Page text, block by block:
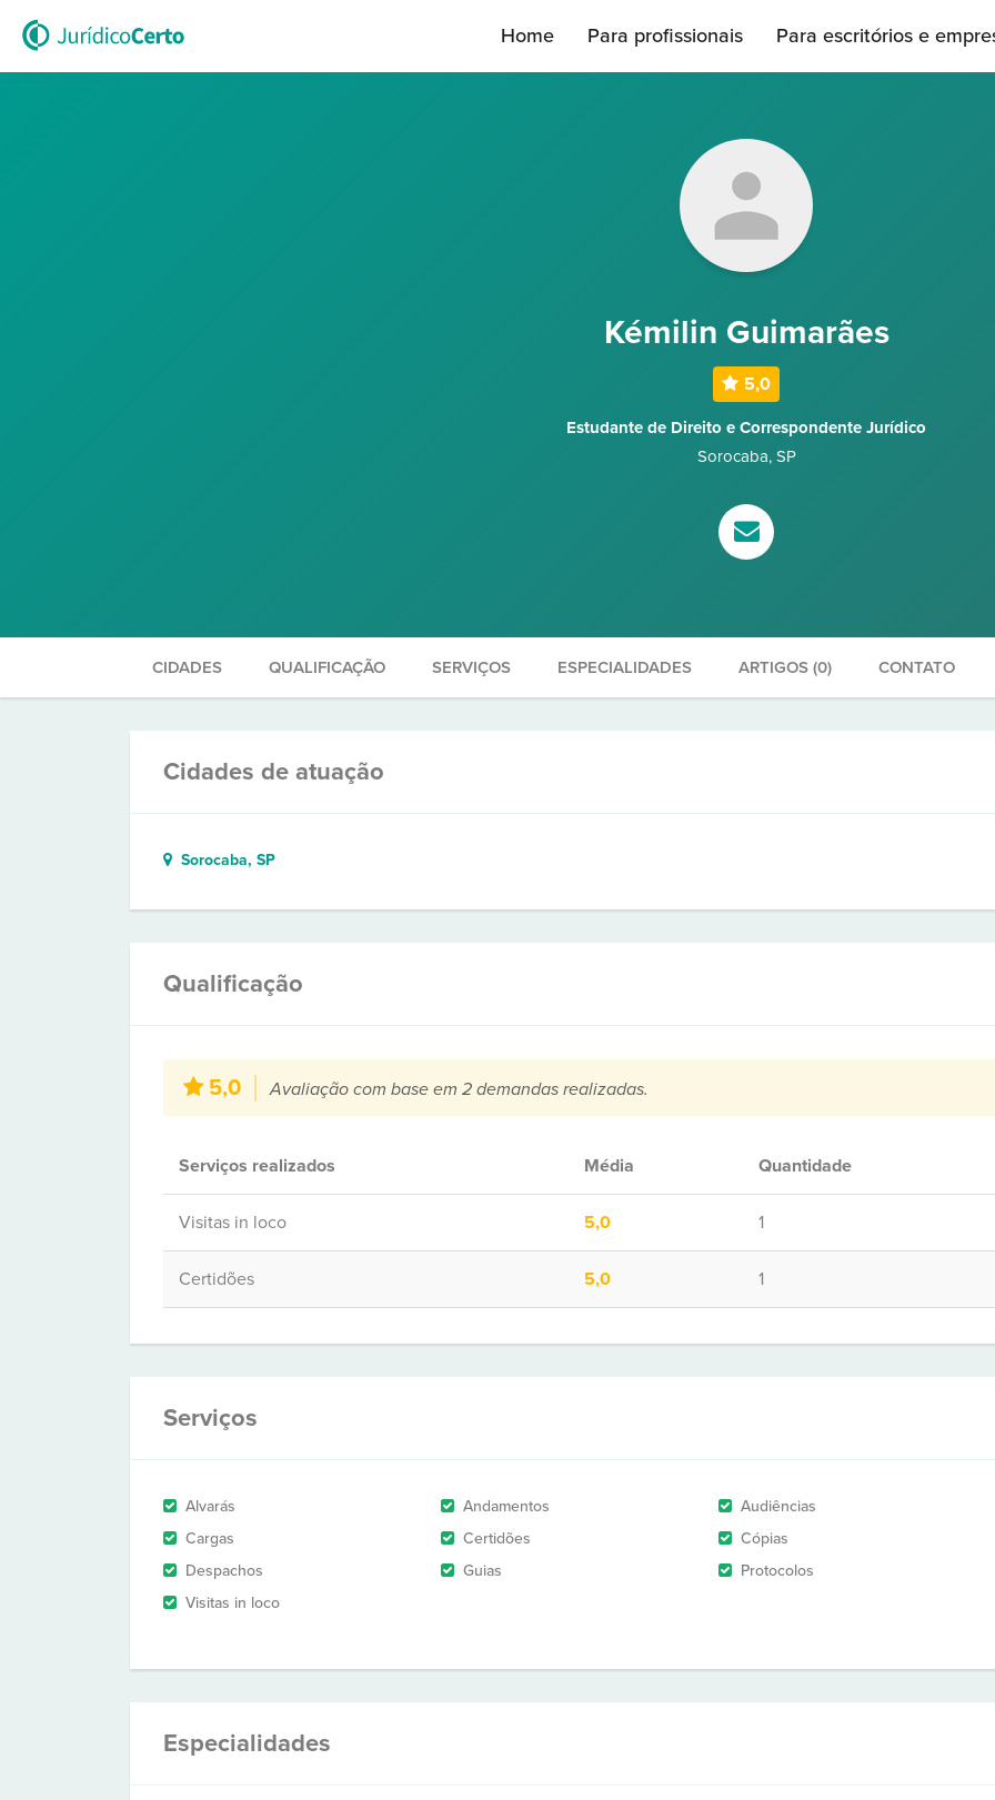
Home Para profissionais Para escritórios e
Kémilin Guimarães
5,0
Estudante de Direito e Correspondente Jurídico
Sorocaba, SP
CIDADES QUALIFICAÇÃO SERVIÇOS ESPECIALIDADES ARTIGOS (0) CONTATO
Cidades de atuação
Sorocaba, SP
Qualificação
5,0 Avaliação com base em 2 demandas realizadas.
Serviços realizados Média Quantidade
Visitas in loco 5,0 1
Certidões 5,0 1
Serviços
Alvarás Andamentos
Audiências
Cargas
Certidões
Cópias
Despachos
Guias
Protocolos
Visitas in loco
Especialidades